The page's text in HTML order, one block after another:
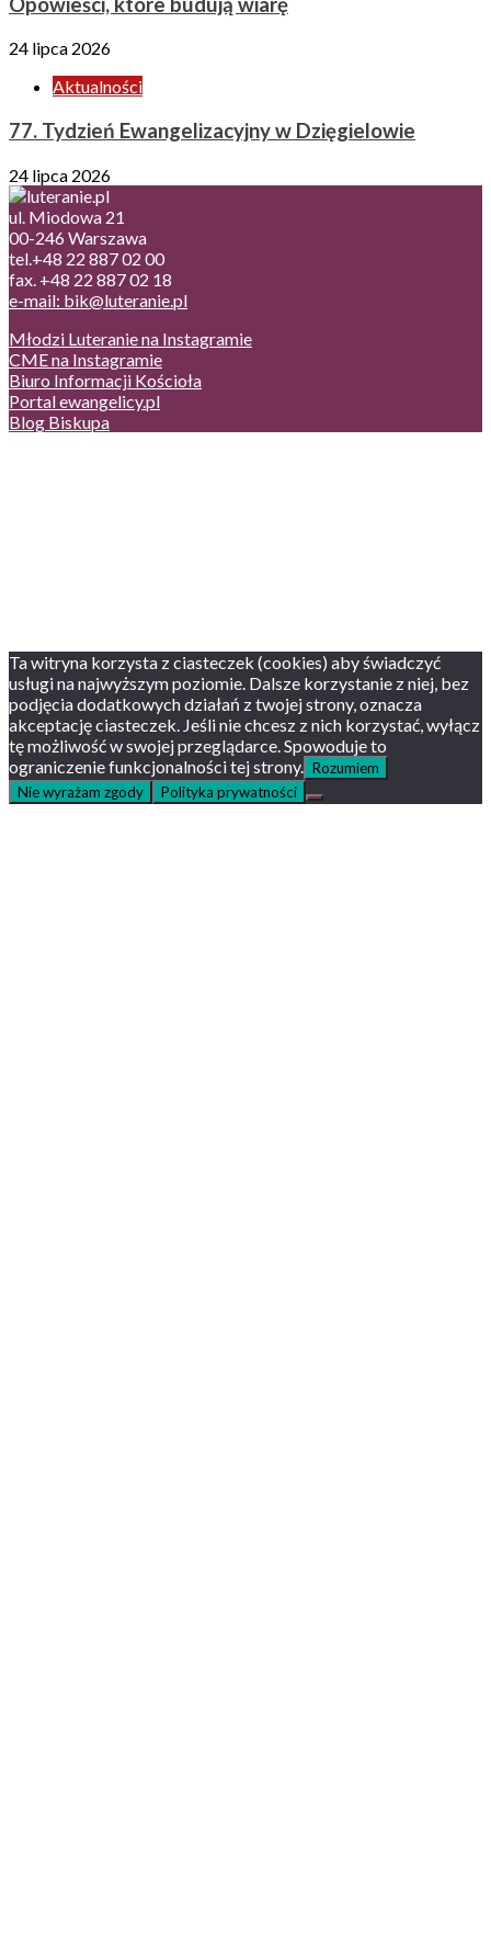
24 lipca 2026
Aktualności
77. Tydzień Ewangelizacyjny w Dzięgielowie
24 lipca 2026
ul. Miodowa 21
00-246 Warszawa
tel.+48 22 887 02 00
fax. +48 22 887 02 18
e-mail: bik@luteranie.pl
Młodzi Luteranie na Instagramie
CME na Instagramie
Biuro Informacji Kościoła
Portal ewangelicy.pl
Blog Biskupa
Ta witryna korzysta z ciasteczek (cookies) aby świadczyć
usługi na najwyższym poziomie. Dalsze korzystanie z niej, bez
podjęcia dodatkowych działań z twojej strony, oznacza
akceptację ciasteczek. Jeśli nie chcesz z nich korzystać, wyłącz
tę możliwość w swojej przeglądarce. Spowoduje to
ograniczenie funkcjonalności tej strony. Rozumiem
Nie wyrażam zgody
Polityka prywatności